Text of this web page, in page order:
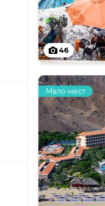
46
Мало мест